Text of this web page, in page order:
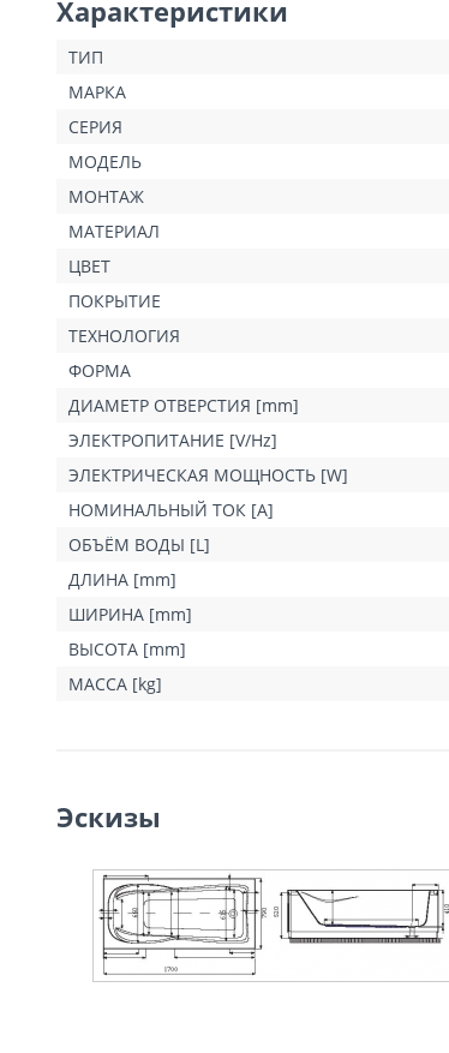
Характеристики
ТИП
МАРКА
СЕРИЯ
МОДЕЛЬ
МОНТАЖ
МАТЕРИАЛ
ЦВЕТ
ПОКРЫТИЕ
ТЕХНОЛОГИЯ
ФОРМА
ДИАМЕТР ОТВЕРСТИЯ [mm]
ЭЛЕКТРОПИТАНИЕ [V/Hz]
ЭЛЕКТРИЧЕСКАЯ МОЩНОСТЬ [W]
НОМИНАЛЬНЫЙ ТОК [A]
ОБЪЁМ ВОДЫ [L]
ДЛИНА [mm]
ШИРИНА [mm]
ВЫСОТА [mm]
МАССА [kg]
Эскизы